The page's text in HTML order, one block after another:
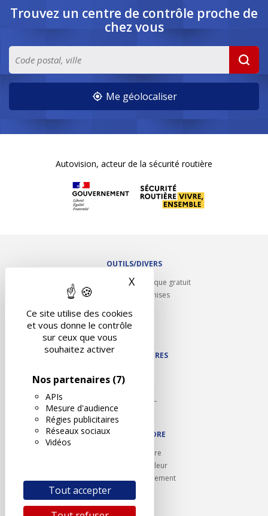
Ce site utilise des cookies
et vous donne le contrôle
sur ceux que vous
souhaitez activer
Nos partenaires (7)
APIs
Mesure d'audience
Régies publicitaires
Réseaux sociaux
Vidéos
Tout accepter
X Masquer le bandeau des
Trouvez un centre de contrôle proche de
chez vous
Me géolocaliser
Autovision, acteur de la sécurité routière
OUTILS/DIVERS
Rappel contrôle technique gratuit
Partenariats/Remises
Contact
NOS PARTENAIRES
Autodidact
Karoil
Autovision PL
Motovision
NOUS REJOINDRE
Ouvrir un centre
Devenez contrôleur
Carrières et recrutement